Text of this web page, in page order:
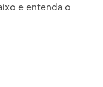
e entenda o